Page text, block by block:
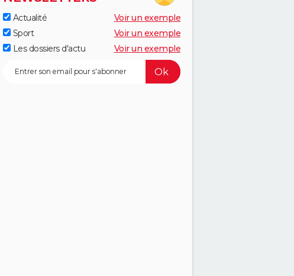
Actualité
Voir un exemple
Sport
Voir un exemple
Les dossiers d'actu
Voir un exemple